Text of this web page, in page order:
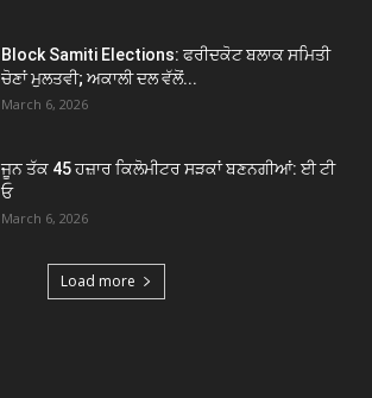
Block Samiti Elections: ਫਰੀਦਕੋਟ ਬਲਾਕ ਸਮਿਤੀ
ਚੋਣਾਂ ਮੁਲਤਵੀ; ਅਕਾਲੀ ਦਲ ਵੱਲੋਂ...
March 6, 2026
ਜੂਨ ਤੱਕ 45 ਹਜ਼ਾਰ ਕਿਲੋਮੀਟਰ ਸੜਕਾਂ ਬਣਨਗੀਆਂ: ਈ ਟੀ
ਓ
March 6, 2026
Load more